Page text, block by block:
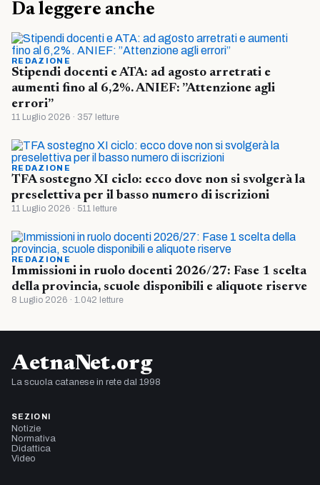
Da leggere anche
REDAZIONE
Stipendi docenti e ATA: ad agosto arretrati e
aumenti fino al 6,2%. ANIEF: ”Attenzione agli
errori”
11 Luglio 2026 · 357 letture
REDAZIONE
TFA sostegno XI ciclo: ecco dove non si svolgerà la
preselettiva per il basso numero di iscrizioni
11 Luglio 2026 · 511 letture
REDAZIONE
Immissioni in ruolo docenti 2026/27: Fase 1 scelta
della provincia, scuole disponibili e aliquote riserve
8 Luglio 2026 · 1.042 letture
AetnaNet.org
La scuola catanese in rete dal 1998
SEZIONI
Notizie
Normativa
Didattica
Video